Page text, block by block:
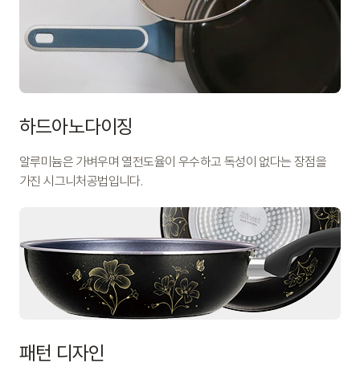
하드아노다이징
알루미늄은 가벼우며 열전도율이 우수하고 독성이 없다는 장점을
가진 시그니처공법입니다.
패턴 디자인